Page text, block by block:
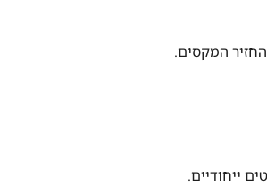
המקסים.
ייחודיים.